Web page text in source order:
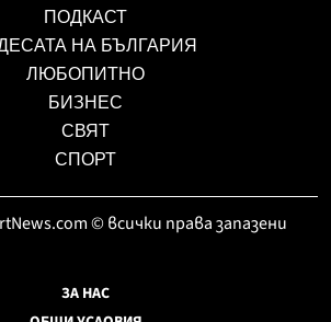
ПОДКАСТ
НА БЪЛГАРИЯ
ЛЮБОПИТНО
БИЗНЕС
СВЯТ
СПОРТ
© всички права запазени
ЗА НАС